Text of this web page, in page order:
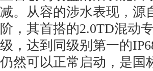
减。从容的涉水表现，源
阶，其首搭的2.0TD混动
级，达到同级别第一的
仍然可以正常启动，是国